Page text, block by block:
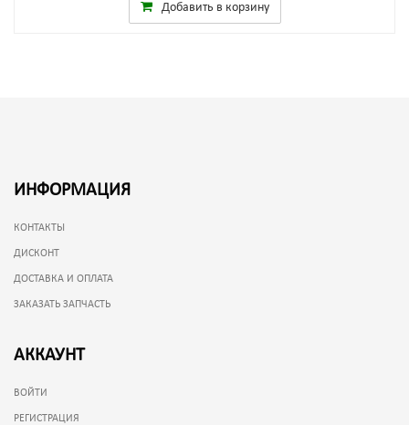
Добавить в корзину
ИНФОРМАЦИЯ
КОНТАКТЫ
ДИСКОНТ
ДОСТАВКА И ОПЛАТА
ЗАКАЗАТЬ ЗАПЧАСТЬ
АККАУНТ
ВОЙТИ
РЕГИСТРАЦИЯ